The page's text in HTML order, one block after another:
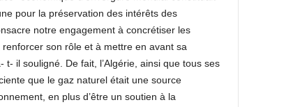
pour la préservation des intérêts des
notre engagement à concrétiser les
son rôle et à mettre en avant sa
il souligné. De fait, l’Algérie, ainsi que tous ses
que le gaz naturel était une source
en plus d’être un soutien à la